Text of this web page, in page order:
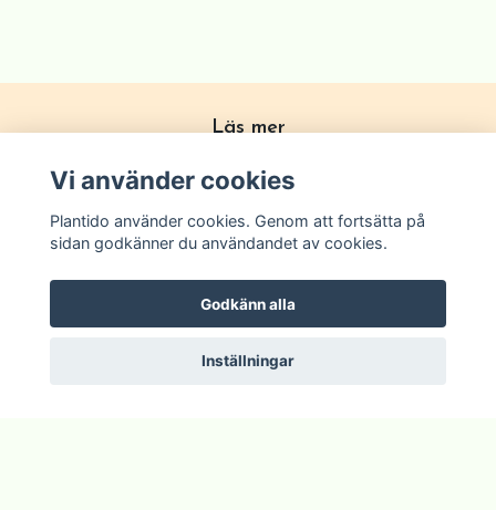
Läs mer
Köpvillkor
Kontakta oss
Vi använder cookies
Plantido använder cookies. Genom att fortsätta på
sidan godkänner du användandet av cookies.
Godkänn alla
Inställningar